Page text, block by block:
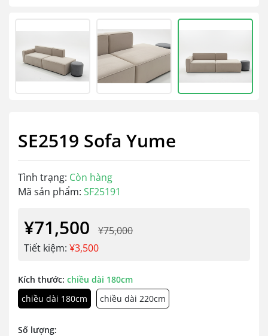
SE2519 Sofa Yume
Tình trạng: Còn hàng
Mã sản phẩm: SF25191
¥71,500
¥75,000
Tiết kiệm: ¥3,500
Kích thước: chiều dài 180cm
chiều dài 180cm
chiều dài 220cm
Số lượng: